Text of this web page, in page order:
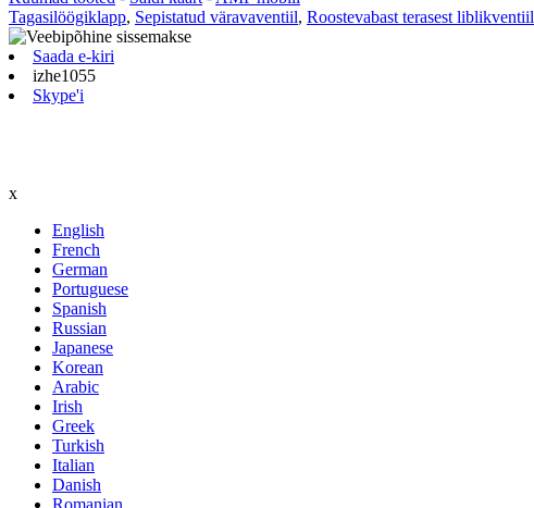
Tagasilöögiklapp, Sepistatud väravaventiil, Roostevabast terasest liblikventiil
Saada e-kiri
izhe1055
Skype'i
x
English
French
German
Portuguese
Spanish
Russian
Japanese
Korean
Arabic
Irish
Greek
Turkish
Italian
Danish
Romanian